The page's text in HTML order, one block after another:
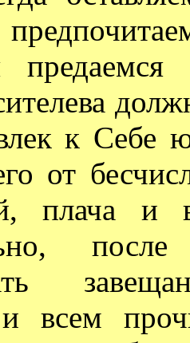
к Себе
от
плача и
и всем